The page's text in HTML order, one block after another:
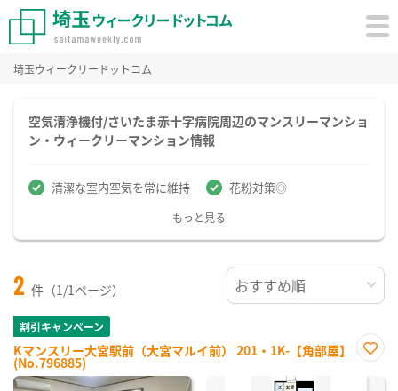
埼玉ウィークリードットコム
空気清浄機付/さいたま赤十字病院周辺のマンスリーマンショ
ン・ウィークリーマンション情報
清潔な室内空気を常に維持 花粉対策◎
もっと見る
2 件（1/1ページ）
割引キャンペーン
Kマンスリー大宮駅前（大宮マルイ前） 201・1K-【角部屋】
(No.796885)
に入